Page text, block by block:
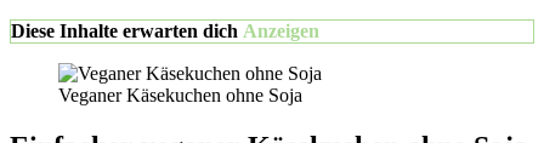
Diese Inhalte erwarten dich Anzeigen
Veganer Käsekuchen ohne Soja